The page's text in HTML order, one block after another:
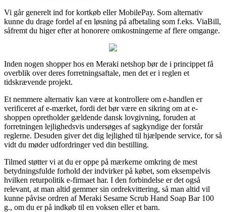
Vi går generelt ind for kortkøb eller MobilePay. Som alternativ
kunne du drage fordel af en løsning på afbetaling som f.eks. ViaBill,
såfremt du higer efter at honorere omkostningerne af flere omgange.
Inden nogen shopper hos en Meraki netshop bør de i princippet få
overblik over deres forretningsaftale, men det er i reglen et
tidskrævende projekt.
Et nemmere alternativ kan være at kontrollere om e-handlen er
verificeret af e-mærket, fordi det bør være en sikring om at e-
shoppen opretholder gældende dansk lovgivning, foruden at
forretningen lejlighedsvis undersøges af sagkyndige der forstår
reglerne. Desuden giver det dig lejlighed til hjælpende service, for så
vidt du møder udfordringer ved din bestilling.
Tilmed støtter vi at du er oppe på mærkerne omkring de mest
betydningsfulde forhold der indvirker på købet, som eksempelvis
hvilken returpolitik e-firmaet har. I den forbindelse er det også
relevant, at man altid gemmer sin ordrekvittering, så man altid vil
kunne påvise ordren af Meraki Sesame Scrub Hand Soap Bar 100
g., om du er på indkøb til en voksen eller et barn.